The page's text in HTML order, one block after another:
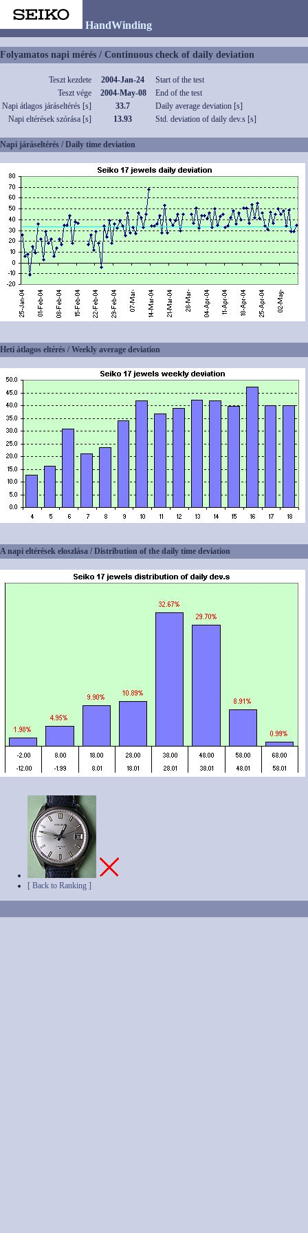
HandWinding
Folyamatos napi mérés / Continuous check of daily deviation
Teszt kezdete 2004-Jan-24
Start of the test
Teszt vége
2004-May-08
End of the test
Napi átlagos járáseltérés [s]
33.7
Daily average deviation [s]
Napi eltérések szórása [s]
13.93 Std. deviation of daily dev.s [s]
Napi járáseltérés / Daily time deviation
Heti átlagos eltérés / Weekly average deviation
A napi eltérések eloszlása / Distribution of the daily time deviation
[ Back to Ranking ]